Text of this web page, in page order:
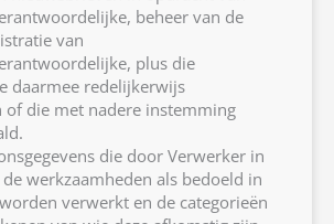
beheer van de
van
plus die
daarmee redelijkerwijs
of die met nadere instemming
die door Verwerker in
werkzaamheden als bedoeld in
verwerkt en de categorieën